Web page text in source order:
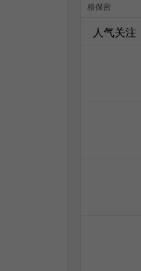
格保密
人气关注